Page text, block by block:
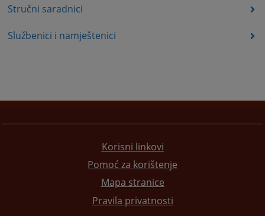
Stručni saradnici
Službenici i namještenici
Korisni linkovi
Pomoć za korištenje
Mapa stranice
Pravila privatnosti